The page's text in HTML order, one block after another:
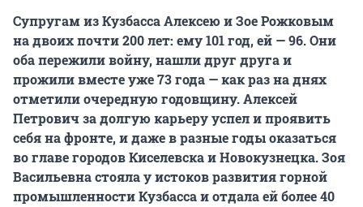
Супругам из Кузбасса Алексею и Зое Рожковым
на двоих почти 200 лет: ему 101 год, ей — 96. Они
оба пережили войну, нашли друг друга и
прожили вместе уже 73 года — как раз на днях
отметили очередную годовщину. Алексей
Петрович за долгую карьеру успел и проявить
себя на фронте, и даже в разные годы оказаться
во главе городов Киселевска и Новокузнецка. Зоя
Васильевна стояла у истоков развития горной
промышленности Кузбасса и отдала ей более 40